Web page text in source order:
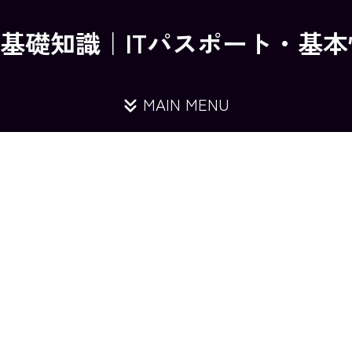
礎知識｜ITパスポート・基
MAIN MENU